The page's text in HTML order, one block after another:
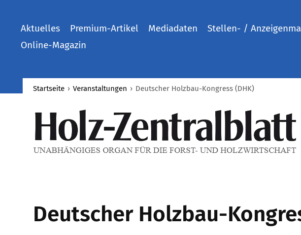
Aktuelles Premium-Artikel Mediadaten Stellen- /
Online-Magazin
Startseite › Veranstaltungen › Deutscher Holzbau-Kongress (DHK)
Deutscher Holzbau-